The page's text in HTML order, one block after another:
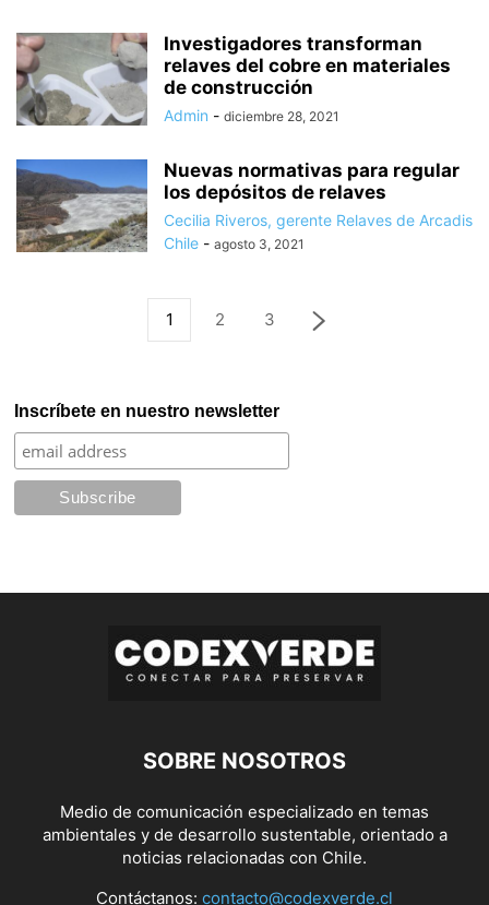
Investigadores transforman
relaves del cobre en materiales
de construcción
Admin - diciembre 28, 2021
Nuevas normativas para regular
los depósitos de relaves
Cecilia Riveros, gerente Relaves de Arcadis
Chile - agosto 3, 2021
1 2 3
Inscríbete en nuestro newsletter
SOBRE NOSOTROS
Medio de comunicación especializado en temas
ambientales y de desarrollo sustentable, orientado a
noticias relacionadas con Chile.
Contáctanos: contacto@codexverde.cl